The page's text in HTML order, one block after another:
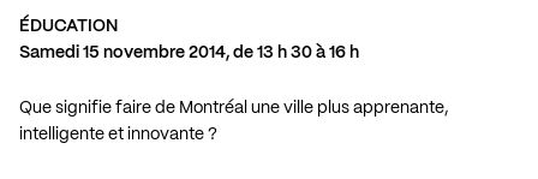
ÉDUCATION
Samedi 15 novembre 2014, de 13 h 30 à 16 h
Que signifie faire de Montréal une ville plus apprenante,
intelligente et innovante ?